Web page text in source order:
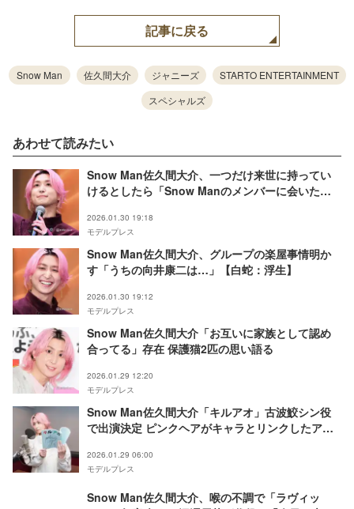
記事に戻る
Snow Man 佐久間大介 ジャニーズ
STARTO ENTERTAINMENT
スペシャルズ
あわせて読みたい
Snow Man佐久間大介、一つだけ来世に持ってい
けるとしたら「Snow Manのメンバーに会いた
2026.01.30 19:18
モデルプレス
Snow Man佐久間大介、グループの楽屋事情明か
す「うちの向井康二は…」【白蛇：浮生】
2026.01.30 19:12
モデルプレス
Snow Man佐久間大介「お互いに家族として認め
合ってる」存在 保護猫2匹の思い語る
2026.01.29 12:20
モデルプレス
Snow Man佐久間大介「キルアオ」古波鮫シン役
で出演決定 ピンクヘアがキャラとリンクしたアフ
2026.01.29 06:00
モデルプレス
Snow Man佐久間大介、喉の不調で「ラヴィッ